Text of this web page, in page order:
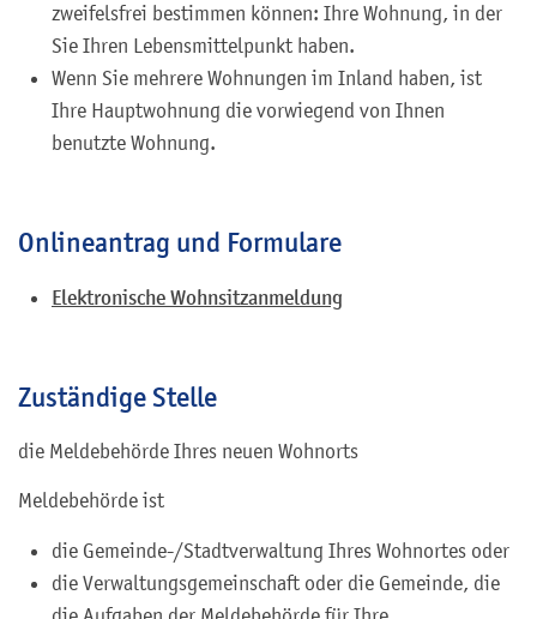
zweifelsfrei bestimmen können: Ihre Wohnung, in der
Sie Ihren Lebensmittelpunkt haben.
Wenn Sie mehrere Wohnungen im Inland haben, ist
Ihre Hauptwohnung die vorwiegend von Ihnen
benutzte Wohnung.
Onlineantrag und Formulare
Elektronische Wohnsitzanmeldung
Zuständige Stelle
die Meldebehörde Ihres neuen Wohnorts
Meldebehörde ist
die Gemeinde-/Stadtverwaltung Ihres Wohnortes oder
die Verwaltungsgemeinschaft oder die Gemeinde, die